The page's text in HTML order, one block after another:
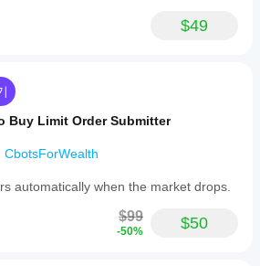
$49
Buy Limit Order Submitter
CbotsForWealth
automatically when the market drops.
$99
-50% $50